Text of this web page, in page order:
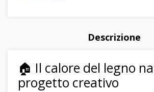
Descrizione
🏠 Il calore del legno
progetto creativo